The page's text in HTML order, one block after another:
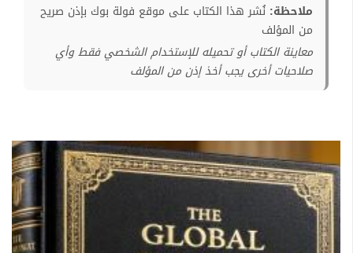
ملاحظة: نُشر هذا الكتاب على موقع فولة بوك بإذن صريح
من المؤلف
معاينة الكتاب أو تحميله للإستخدام الشخصي فقط وأي
صلاحيات أخرى يجب أخذ إذن من المؤلف